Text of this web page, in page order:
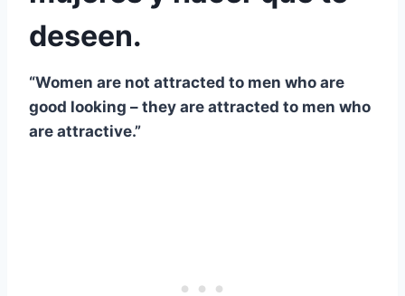
deseen.
“Women are not attracted to men who are
good looking – they are attracted to men who
are attractive.”